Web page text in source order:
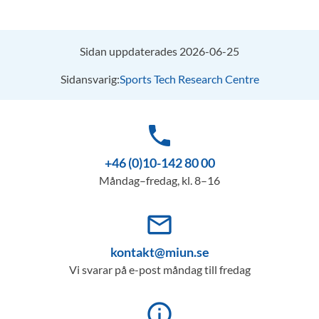
Sidan uppdaterades 2026-06-25
Sidansvarig:Sports Tech Research Centre
phone
+46 (0)10-142 80 00
Måndag–fredag, kl. 8–16
mail_outline
kontakt@miun.se
Vi svarar på e-post måndag till fredag